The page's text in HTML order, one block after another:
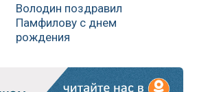
Володин поздравил
Памфилову с днем
рождения